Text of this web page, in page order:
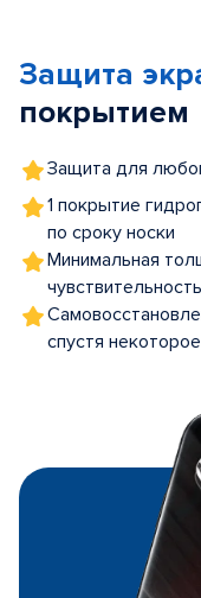
5
Защита
покрытием
Защита для
1 покрытие
по сроку носки
Минимальная
спустя